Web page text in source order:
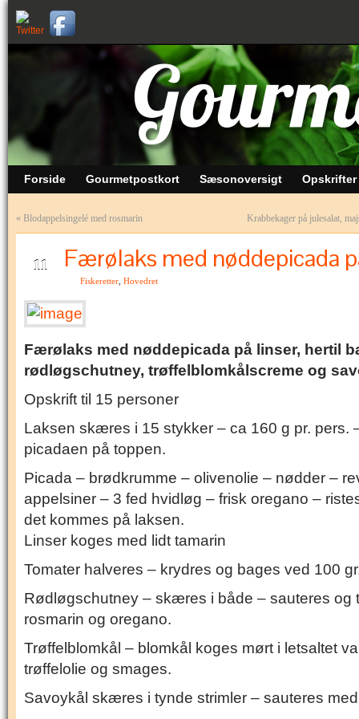
Forside Gourmetpostkort Sæsonoversigt Opskrifter
« Blodappelsingelé med rosmarin Krabbekager på julesalat,
11 Færølaks med nøddepicada
Fiskeretter Hovedret
Færølaks med nøddepicada på linser, hertil
rødløgschutney, trøffelblomkålscreme og
Opskrift til 15 personer
Laksen skæres i 15 stykker – ca 160 g pr. pers.
picadaen på toppen.
Picada – brødkrumme – olivenolie – nødder –
appelsiner – 3 fed hvidløg – frisk oregano –
det kommes på laksen.
Linser koges med lidt tamarin
Tomater halveres – krydres og bages ved 100
Rødløgschutney – skæres i både – sauteres og
rosmarin og oregano.
Trøffelblomkål – blomkål koges mørt i letsaltet
trøffelolie og smages.
Savoykål skæres i tynde strimler – sauteres